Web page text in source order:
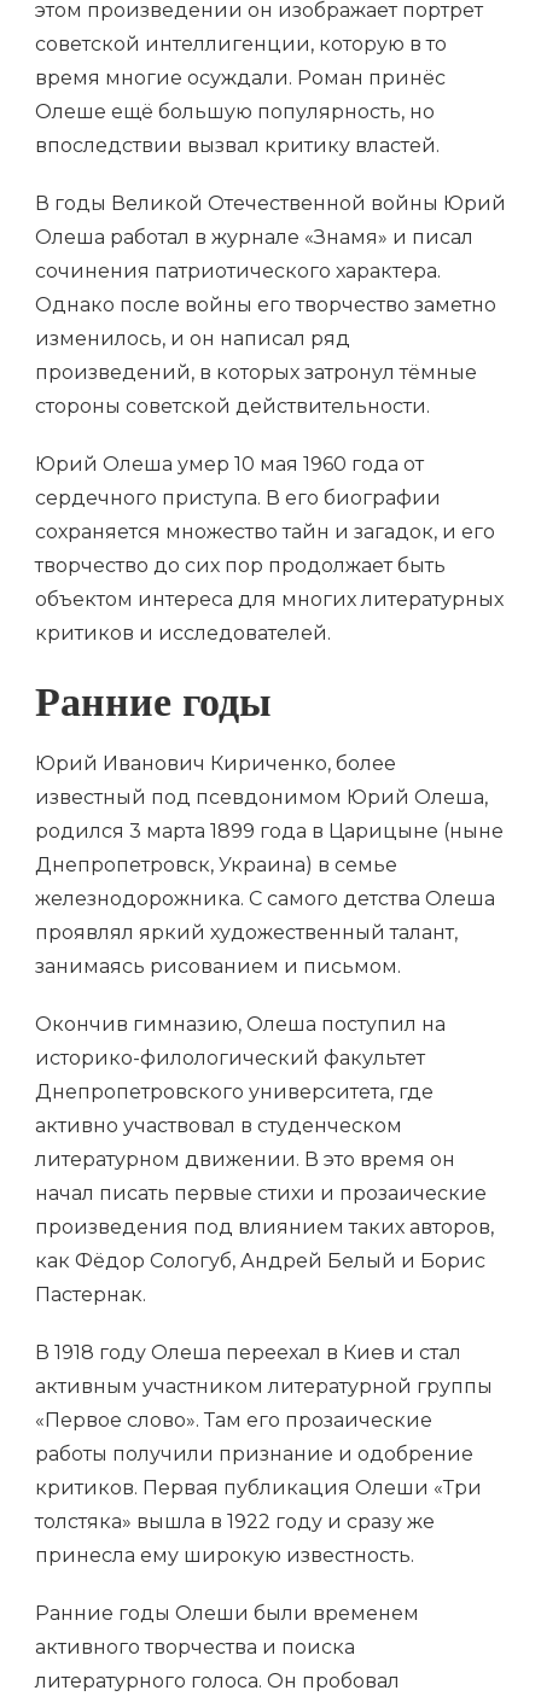
этом произведении он изображает портрет
советской интеллигенции, которую в то
время многие осуждали. Роман принёс
Олеше ещё большую популярность, но
впоследствии вызвал критику властей.
В годы Великой Отечественной войны Юрий
Олеша работал в журнале «Знамя» и писал
сочинения патриотического характера.
Однако после войны его творчество заметно
изменилось, и он написал ряд
произведений, в которых затронул тёмные
стороны советской действительности.
Юрий Олеша умер 10 мая 1960 года от
сердечного приступа. В его биографии
сохраняется множество тайн и загадок, и его
творчество до сих пор продолжает быть
объектом интереса для многих литературных
критиков и исследователей.
Ранние годы
Юрий Иванович Кириченко, более
известный под псевдонимом Юрий Олеша,
родился 3 марта 1899 года в Царицыне (ныне
Днепропетровск, Украина) в семье
железнодорожника. С самого детства Олеша
проявлял яркий художественный талант,
занимаясь рисованием и письмом.
Окончив гимназию, Олеша поступил на
историко-филологический факультет
Днепропетровского университета, где
активно участвовал в студенческом
литературном движении. В это время он
начал писать первые стихи и прозаические
произведения под влиянием таких авторов,
как Фёдор Сологуб, Андрей Белый и Борис
Пастернак.
В 1918 году Олеша переехал в Киев и стал
активным участником литературной группы
«Первое слово». Там его прозаические
работы получили признание и одобрение
критиков. Первая публикация Олеши «Три
толстяка» вышла в 1922 году и сразу же
принесла ему широкую известность.
Ранние годы Олеши были временем
активного творчества и поиска
литературного голоса. Он пробовал